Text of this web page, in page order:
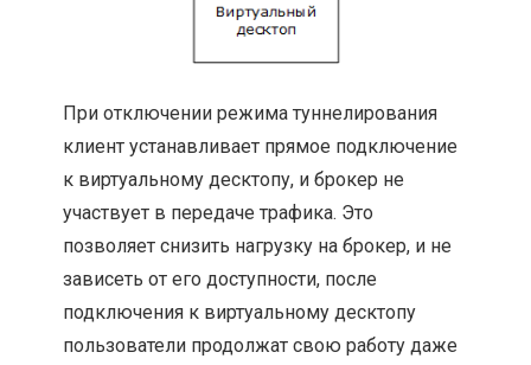
При отключении режима туннелирования
клиент устанавливает прямое подключение
к виртуальному десктопу, и брокер не
участвует в передаче трафика. Это
позволяет снизить нагрузку на брокер, и не
зависеть от его доступности, после
подключения к виртуальному десктопу
пользователи продолжат свою работу даже